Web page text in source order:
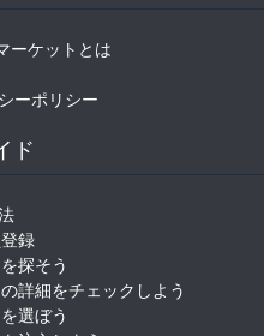
ーケットとは
ーポリシー
ド
録
探そう
詳細をチェックしよう
選ぼう